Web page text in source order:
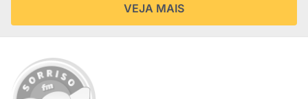
VEJA MAIS